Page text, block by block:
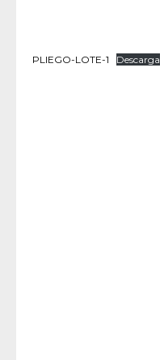
PLIEGO-LOTE-1 Descarga